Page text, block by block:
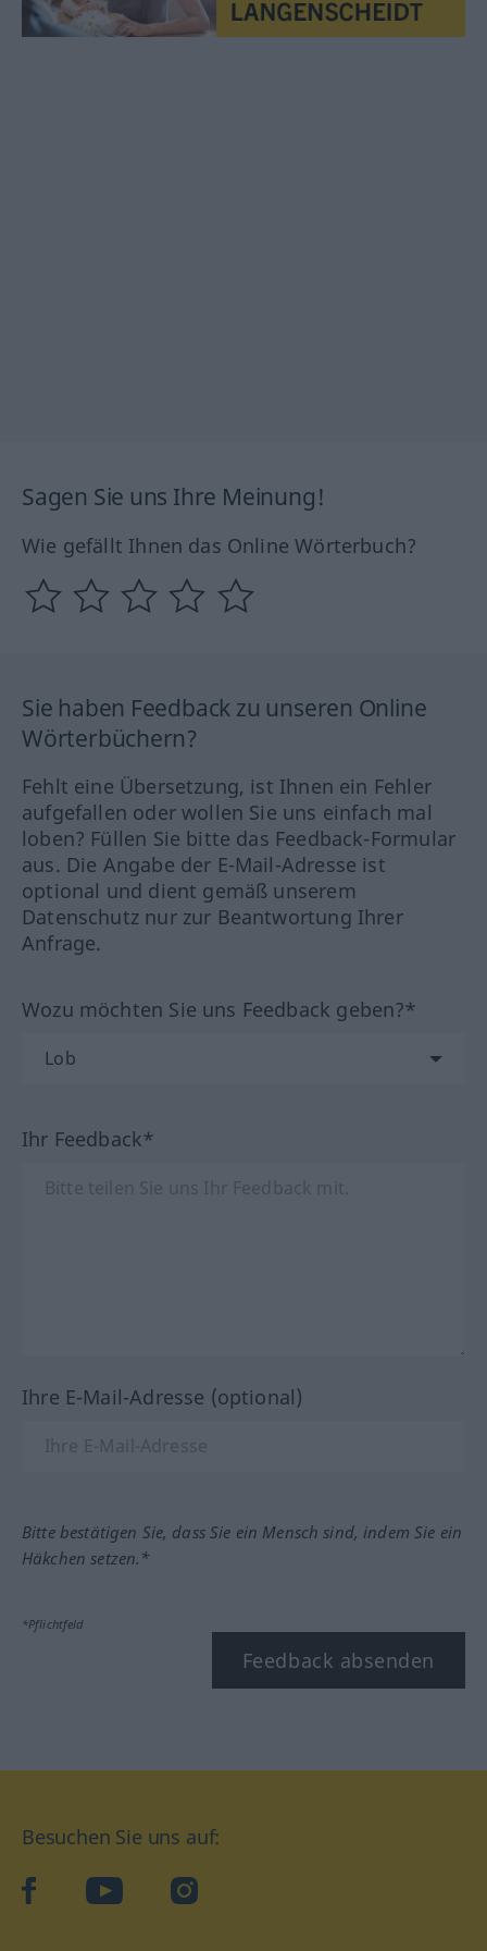
Sagen Sie uns Ihre Meinung!
Wie gefällt Ihnen das Online Wörterbuch?
Sie haben Feedback zu unseren Online
Wörterbüchern?
Fehlt eine Übersetzung, ist Ihnen ein Fehler
aufgefallen oder wollen Sie uns einfach mal
loben? Füllen Sie bitte das Feedback-Formular
aus. Die Angabe der E-Mail-Adresse ist
optional und dient gemäß unserem
Datenschutz nur zur Beantwortung Ihrer
Anfrage.
Wozu möchten Sie uns Feedback geben?*
Ihr Feedback*
Ihre E-Mail-Adresse (optional)
Bitte bestätigen Sie, dass Sie ein Mensch sind, indem Sie ein
Häkchen setzen.*
*Pflichtfeld
Feedback absenden
Besuchen Sie uns auf:
facebookYouTube Instagram